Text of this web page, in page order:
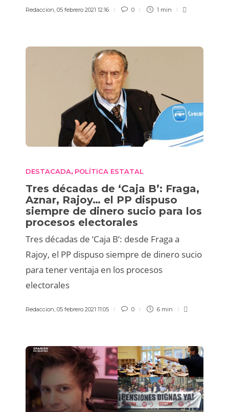
Redaccion, 05 febrero 2021 12:16 0 1 min
DESTACADA, POLÍTICA ESTATAL
Tres décadas de ‘Caja B’: Fraga,
Aznar, Rajoy… el PP dispuso
siempre de dinero sucio para los
procesos electorales
Tres décadas de ‘Caja B’: desde Fraga a
Rajoy, el PP dispuso siempre de dinero sucio
para tener ventaja en los procesos
electorales
Redaccion 05 febrero 2021 11:05 0 6 min